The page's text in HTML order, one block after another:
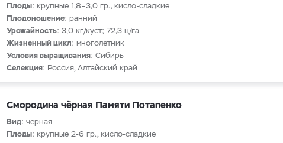
Плоды: крупные 1,8–3,0 гр., кисло-сладкие
Плодоношение: ранний
Урожайность: 3,0 кг/куст; 72,3 ц/га
Жизненный цикл: многолетник
Условия выращивания: Сибирь
Селекция: Россия, Алтайский край
Смородина чёрная Памяти Потапенко
Вид: черная
Плоды: крупные 2-6 гр., кисло-сладкие